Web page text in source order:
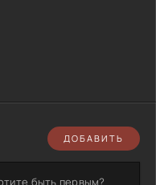
ДОБАВИТЬ
быть первым?